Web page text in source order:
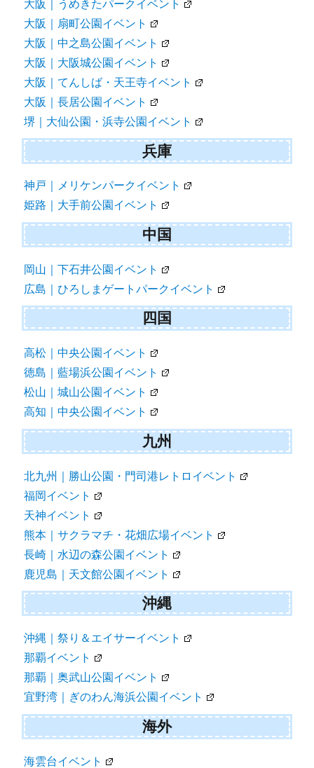
大阪｜うめきたパークイベント
大阪｜扇町公園イベント
大阪｜中之島公園イベント
大阪｜大阪城公園イベント
大阪｜てんしば・天王寺イベント
大阪｜長居公園イベント
堺｜大仙公園・浜寺公園イベント
兵庫
神戸｜メリケンパークイベント
姫路｜大手前公園イベント
中国
岡山｜下石井公園イベント
広島｜ひろしまゲートパークイベント
四国
高松｜中央公園イベント
徳島｜藍場浜公園イベント
松山｜城山公園イベント
高知｜中央公園イベント
九州
北九州｜勝山公園・門司港レトロイベント
福岡イベント
天神イベント
熊本｜サクラマチ・花畑広場イベント
長崎｜水辺の森公園イベント
鹿児島｜天文館公園イベント
沖縄
沖縄｜祭り＆エイサーイベント
那覇イベント
那覇｜奥武山公園イベント
宜野湾｜ぎのわん海浜公園イベント
海外
海雲台イベント